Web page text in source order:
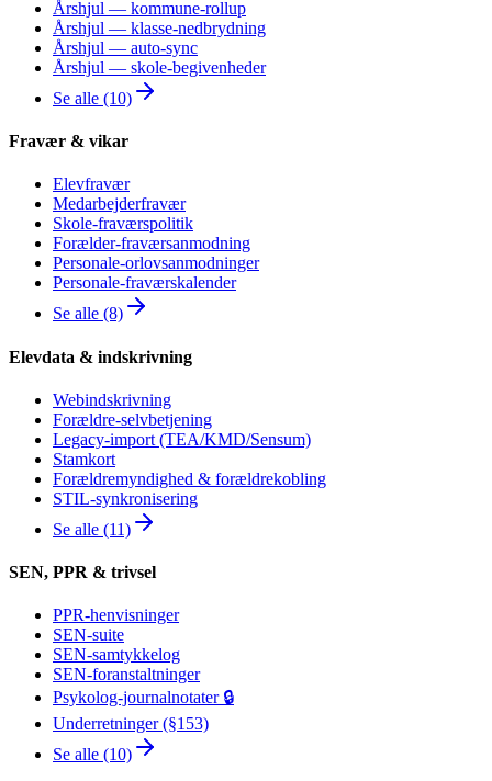
Årshjul — kommune-rollup
Årshjul — klasse-nedbrydning
Årshjul — auto-sync
Årshjul — skole-begivenheder
Se alle (10)
Fravær & vikar
Elevfravær
Medarbejderfravær
Skole-fraværspolitik
Forælder-fraværsanmodning
Personale-orlovsanmodninger
Personale-fraværskalender
Se alle (8)
Elevdata & indskrivning
Webindskrivning
Forældre-selvbetjening
Legacy-import (TEA/KMD/Sensum)
Stamkort
Forældremyndighed & forældrekobling
STIL-synkronisering
Se alle (11)
SEN, PPR & trivsel
PPR-henvisninger
SEN-suite
SEN-samtykkelog
SEN-foranstaltninger
Psykolog-journalnotater 🔒
Underretninger (§153)
Se alle (10)